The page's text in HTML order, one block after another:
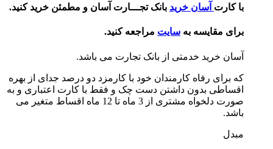
با کارت آسان خرید بانک تجـــارت آسان و مطمئن خرید کنید.
برای مقایسه به سایت مراجعه کنید.
آسان خرید خدمتی از بانک تجارت می باشد.
که برای رفاه کارمندان خود با کارمزد دو درصد جدای از بهره
اقساطی بدون داشتن دست چک و فقط با کارت اعتباری و به
صورت دلخواه مشتری از 3 ماه تا 12 ماه اقساط متغیر می
باشد.
مبدل